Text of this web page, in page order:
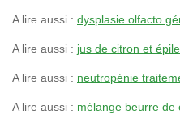
A lire aussi : dysplasie olfacto
A lire aussi : jus de citron et
A lire aussi : neutropénie
A lire aussi : mélange beurre de